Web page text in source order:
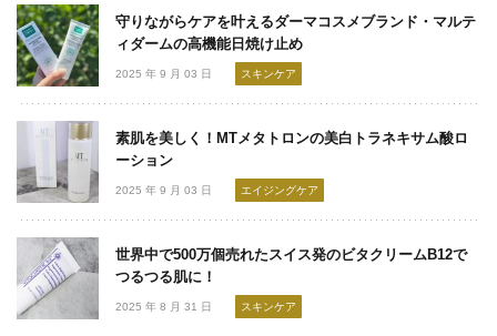
守りながらケアを叶えるダーマコスメブランド・マルテ
ィダームの高機能日焼け止め
2025 年 9 月 03 日 スキンケア
素肌を美しく！MTメタトロンの美白トラネキサム酸ロ
ーション
2025 年 9 月 03 日 エイジングケア
世界中で500万個売れたスイス発のビタクリームB12で
つるつる肌に！
2025 年 8 月 31 日 スキンケア